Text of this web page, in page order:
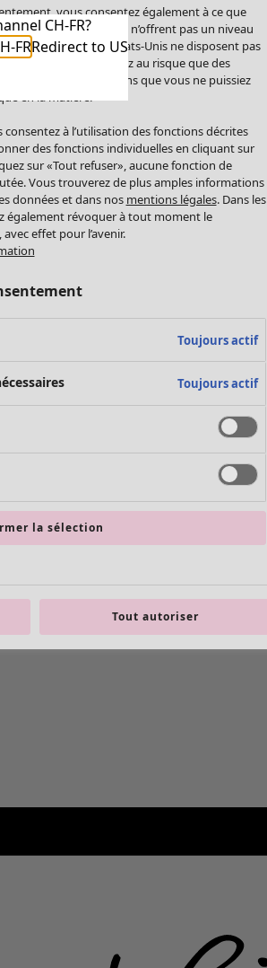
CH-FR?
FRRedirect to US
vous consentez également à ce que
Unis. Les États-Unis n’offrent pas un niveau
à celui de l’UE. Les États-Unis ne disposent pas
vous vous exposez au risque que des
personnel sans que vous ne puissiez
en la matière.
à l’utilisation des fonctions décrites
des fonctions individuelles en cliquant sur
sur «Tout refuser», aucune fonction de
Vous trouverez de plus amples informations
données et dans nos mentions légales. Dans les
également révoquer à tout moment le
effet pour l’avenir.
Toujours actif
Toujours actif
la sélection
Tout autoriser